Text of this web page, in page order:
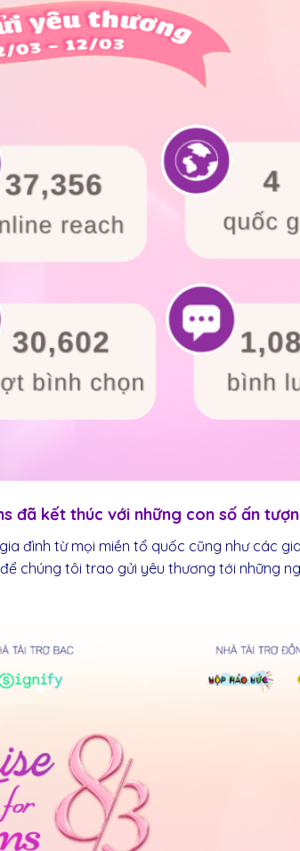
đã kết thúc với những con số ấn
đình từ mọi miền tổ quốc cũng như các
chúng tôi trao gửi yêu thương tới những